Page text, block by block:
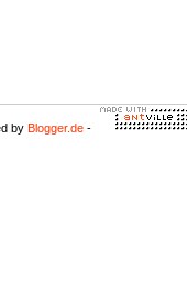
by Blogger.de -